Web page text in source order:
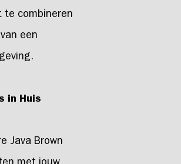
te combineren
een
in Huis
Java Brown